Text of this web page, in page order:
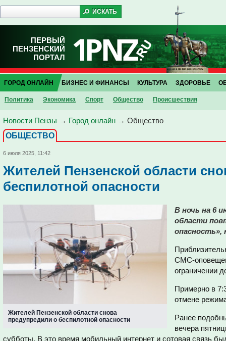
ПЕРВЫЙ
ПЕНЗЕНСКИЙ
ПОРТАЛ
ГОРОД ОНЛАЙН
Политика Экономика Спорт Общество Проиcшествия
БИЗНЕС И ФИНАНСЫ КУЛЬТУРА ЗДОРОВЬЕ
Новости Пензы → Город онлайн → Общество
ОБЩЕСТВО
6 июля 2025, 11:42
Жителей Пензенской области
беспилотной опасности
Жителей Пензенской области снова
предупредили о беспилотной опасности
В ночь на 6
области
СМС-
ограничении
Примерно в
отмене
Ранее
вечера
субботы. В это время мобильный интернет и сотовая связь